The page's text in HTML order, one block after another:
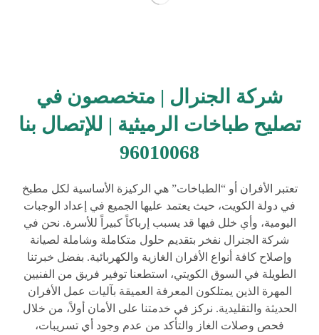
شركة الجنرال | متخصصون في
تصليح طباخات الرميثية | للإتصال بنا
96010068
تعتبر الأفران أو “الطباخات” هي الركيزة الأساسية لكل مطبخ
في دولة الكويت، حيث يعتمد عليها الجميع في إعداد الوجبات
اليومية، وأي خلل فيها قد يسبب إرباكاً كبيراً للأسرة. نحن في
شركة الجنرال نفخر بتقديم حلول متكاملة وشاملة لصيانة
وإصلاح كافة أنواع الأفران الغازية والكهربائية. بفضل خبرتنا
الطويلة في السوق الكويتي، استطعنا توفير فريق من الفنيين
المهرة الذين يمتلكون المعرفة العميقة بآليات عمل الأفران
الحديثة والتقليدية. نركز في خدمتنا على الأمان أولاً، من خلال
فحص وصلات الغاز والتأكد من عدم وجود أي تسريبات،